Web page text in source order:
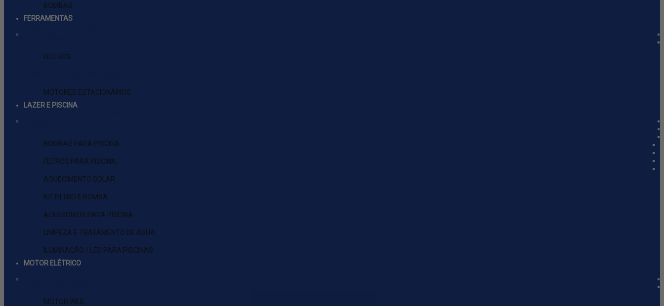
BOMBAS
FERRAMENTAS
OUTROS
MOTORES ESTACIONÁRIOS
LAZER E PISCINA
BOMBAS PARA PISCINA
FILTROS PARA PISCINA
AQUECIMENTO SOLAR
KIT FILTRO E BOMBA
ACESSÓRIOS PARA PISCINA
LIMPEZA E TRATAMENTO DE ÁGUA
ILUMINAÇÃO / LED PARA PISCINAS
MOTOR ELÉTRICO
MOTOR WEG